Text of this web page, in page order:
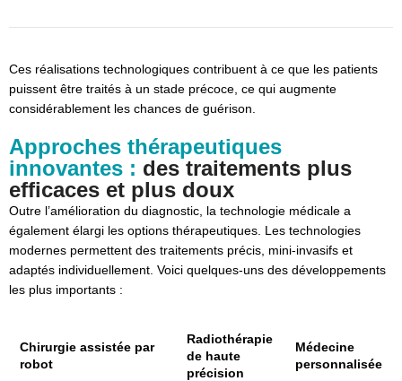
Ces réalisations technologiques contribuent à ce que les patients
puissent être traités à un stade précoce, ce qui augmente
considérablement les chances de guérison.
Approches thérapeutiques
innovantes : des traitements plus
efficaces et plus doux
Outre l’amélioration du diagnostic, la technologie médicale a
également élargi les options thérapeutiques. Les technologies
modernes permettent des traitements précis, mini-invasifs et
adaptés individuellement. Voici quelques-uns des développements
les plus importants :
Chirurgie assistée par
robot
Radiothérapie
de haute
précision
Médecine
personnalisée